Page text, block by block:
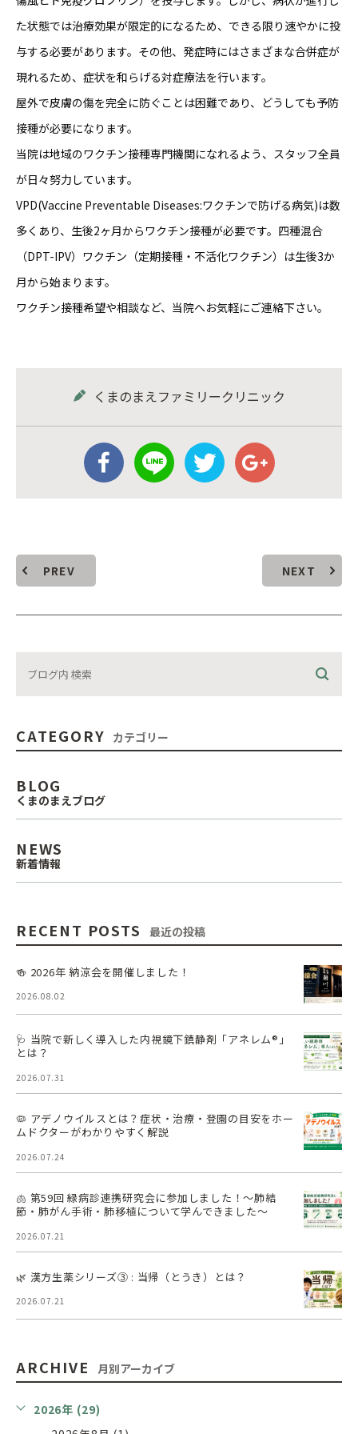
た状態では治療効果が限定的になるため、できる限り速やかに投
与する必要があります。その他、発症時にはさまざまな合併症が
現れるため、症状を和らげる対症療法を行います。
屋外で皮膚の傷を完全に防ぐことは困難であり、どうしても予防
接種が必要になります。
当院は地域のワクチン接種専門機関になれるよう、スタッフ全員
が日々努力しています。
VPD(Vaccine Preventable Diseases:ワクチンで防げる病気)は数
多くあり、生後2ヶ月からワクチン接種が必要です。四種混合
（DPT-IPV）ワクチン（定期接種・不活化ワクチン）は生後3か
月から始まります。
ワクチン接種希望や相談など、当院へお気軽にご連絡下さい。
くまのまえファミリークリニック
PREV NEXT
CATEGORY カテゴリー
BLOG
くまのまえブログ
NEWS
新着情報
RECENT POSTS 最近の投稿
🍻 2026年 納涼会を開催しました！
2026.08.02
🩺 当院で新しく導入した内視鏡下鎮静剤「アネレム®」
とは？
2026.07.31
🦠 アデノウイルスとは？症状・治療・登園の目安をホー
ムドクターがわかりやすく解説
2026.07.24
🫁 第59回 緑病診連携研究会に参加しました！～肺結
節・肺がん手術・肺移植について学んできました～
2026.07.21
🌿 漢方生薬シリーズ③ : 当帰（とうき）とは？
2026.07.21
ARCHIVE 月別アーカイブ
2026年 (29)